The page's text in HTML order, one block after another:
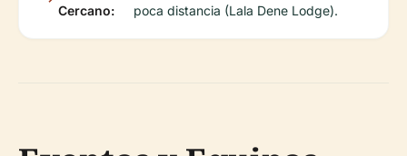
Cercano:
poca distancia (Lala Dene Lodge).